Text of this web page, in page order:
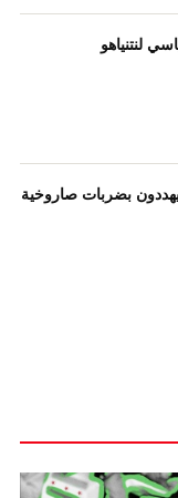
لنتنياهو
بضربات صاروخية